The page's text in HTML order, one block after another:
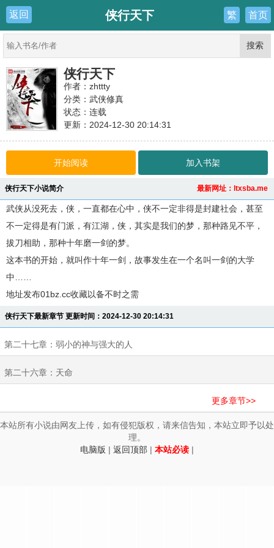
返回 侠行天下 繁 首页
侠行天下
作者：zhttty
分类：武侠修真
状态：连载
更新：2024-12-30 20:14:31
开始阅读 加入书架
最新网址：ltxsba.me
侠行天下小说简介
武侠从没死去，侠，一直都在心中，侠不一定非得是封建社会，甚至
不一定得是有门派，有江湖，侠，其实是我们的梦，那种路见不平，
拔刀相助，那种十年磨一剑的梦。
这本书的开始，就叫作十年一剑，故事发生在一个名叫一剑的大学
中……
地址发布01bz.cc收藏以备不时之需
侠行天下最新章节 更新时间：2024-12-30 20:14:31
第二十七章：弱小的神与强大的人
第二十六章：天命
更多章节>>
本站所有小说由网友上传，如有侵犯版权，请来信告知，本站立即予以处
理。
电脑版 | 返回顶部 | 本站必读 |